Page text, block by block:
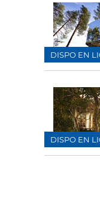
DISPO EN
DISPO EN